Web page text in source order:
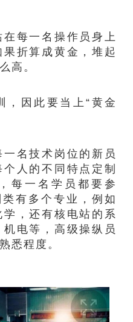
每一名操作员身上
折算成黄金，堆起
高。
因此要当上“黄金
名技术岗位的新员
人的不同特点定制
每一名学员都要参
有多个专业，例如
，还有核电站的系
电等，高级操纵员
悉程度。